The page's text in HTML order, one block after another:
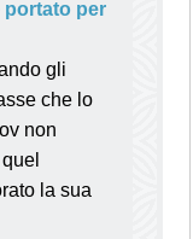
portato per
gli
che lo
non
la sua